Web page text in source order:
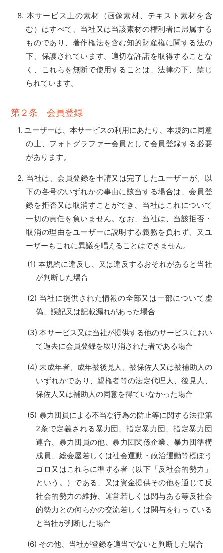
本サービス上の素材（画像素材、テキスト素材を含
む）はすべて、当社又は当該素材の権利者に帰属する
ものであり、著作権法を含む知的財産権に関する法の
下、保護されています。適切な許諾を取得することな
く、これらを無断で使用することは、法律の下、禁じ
られています。
第２条 会員登録
ユーザーは、本サービスの利用にあたり、本規約に同意
の上、フォトグラファー会員として会員登録する必要
があります。
当社は、会員登録を申請又は完了したユーザーが、以
下の各号のいずれかの事由に該当する場合は、会員登
録を拒否又は取消すことができ、当社はこれについて
一切の責任を負いません。なお、当社は、当該拒否・
取消の理由をユーザーに説明する義務を負わず、又ユ
ーザーもこれに異議を唱えることはできません。
本規約に違反し、又は違反するおそれがあると当社
が判断した場合
当社に提供された情報の全部又は一部について虚
偽、誤記又は記載漏れがあった場合
本サービス又は当社が提供する他のサービスにおい
て過去に会員登録を取り消された者である場合
未成年者、成年被後見人、被保佐人又は被補助人の
いずれかであり、親権者等の法定代理人、後見人、
保佐人又は補助人の同意を得ていなかった場合
暴力団員による不当な行為の防止等に関する法律第
2条で定義される暴力団、指定暴力団、指定暴力団
連合、暴力団員の他、暴力団関係企業、暴力団準構
成員、総会屋若しくは社会運動・政治運動等標ぼう
ゴロ又はこれらに準ずる者（以下「反社会的勢力」
という。）である、又は資金提供その他を通じて反
社会的勢力の維持、運営若しくは関与ある等反社会
的勢力との何らかの交流若しくは関与を行っている
と当社が判断した場合
その他、当社が登録を適当でないと判断した場合